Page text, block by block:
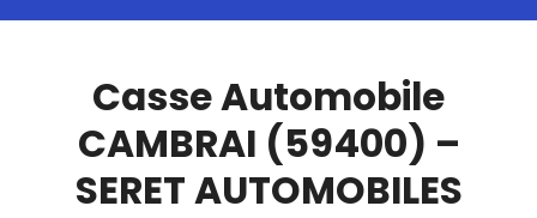
Casse Automobile
CAMBRAI (59400) –
SERET AUTOMOBILES